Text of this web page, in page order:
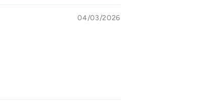
04/03/2026